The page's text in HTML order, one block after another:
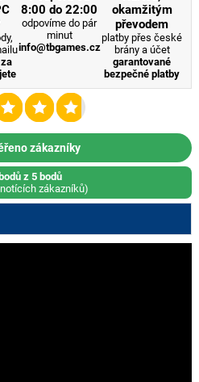
8:00 do 22:00
odpovíme do pár
minut
info@tbgames.cz
okamžitým
převodem
platby přes české
brány a účet
garantované
bezpečné platby
zákazníky
z 5 bodů
zákazníků)